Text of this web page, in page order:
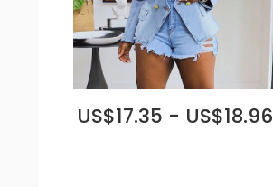
US$17.35 - US$18.96